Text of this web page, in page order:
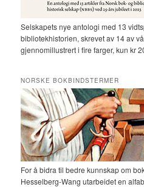
Selskapets nye antologi med 13
bibliotekhistorien, skrevet av 14 av
gjennomillustrert i fire farger, kun kr
NORSKE BOKBINDSTERMER
For å bidra til bedre kunnskap om
Hesselberg-Wang utarbeidet en